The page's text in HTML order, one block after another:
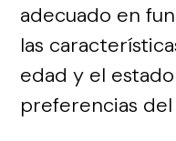
adecuado en
las
edad y el
preferencias